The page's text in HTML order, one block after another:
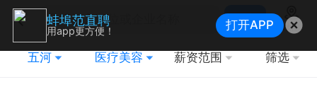
搜索
地图
五河 医疗美容 薪资范围 筛选
蚌埠范直聘
用app更方便！ 打开APP